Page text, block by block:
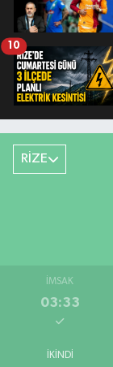
10
RİZE
İMSAK
03:33
İKINDI